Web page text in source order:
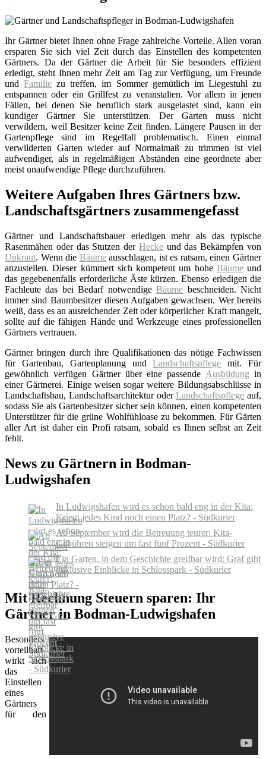
Ihr Gärtner bietet Ihnen ohne Frage zahlreiche Vorteile. Allen voran
ersparen Sie sich viel Zeit durch das Einstellen des kompetenten
Gärtners. Da der Gärtner die Arbeit für Sie besonders effizient
erledigt, steht Ihnen mehr Zeit am Tag zur Verfügung, um Freunde
undFamilie zu treffen, im Sommer gemütlich im Liegestuhl zu
entspannen oder ein Grillfest zu veranstalten. Vor allem in jenen
Fällen, bei denen Sie beruflich stark ausgelastet sind, kann ein
kundiger Gärtner Sie unterstützen. Der Garten muss nicht
verwildern, weil Besitzer keine Zeit finden. Längere Pausen in der
Gartenpflege sind im Regelfall problematisch. Einen einmal
verwilderten Garten wieder auf Normalmaß zu trimmen ist viel
aufwendiger, als in regelmäßigen Abständen eine geordnete aber
meist unaufwendige Pflege durchzuführen.
Weitere Aufgaben Ihres Gärtners bzw.
Landschaftsgärtners zusammengefasst
Gärtner und Landschaftsbauer erledigen mehr als das typische
Rasenmähen oder das Stutzen der Heckeund das Bekämpfen von
Unkraut. Wenn die Bäumeausschlagen, ist es ratsam, einen Gärtner
anzustellen. Dieser kümmert sich kompetent um hohe Bäumeund
das gegebenenfalls erforderliche Äste kürzen. Ebenso erledigen die
Fachleute das bei Bedarf notwendigeBäume beschneiden. Nicht
immer sind Baumbesitzer diesen Aufgaben gewachsen. Wer bereits
weiß, dass es an ausreichender Zeit oder körperlicher Kraft mangelt,
sollte auf die fähigen Hände und Werkzeuge eines professionellen
Gärtners vertrauen.
Gärtner bringen durch ihre Qualifikationen das nötige Fachwissen
für Gartenbau, Gartenplanung undLandschaftspflege mit. Für
gewöhnlich verfügen Gärtner über eine passende Ausbildung in
einer Gärtnerei. Einige weisen sogar weitere Bildungsabschlüsse in
Landschaftsbau, Landschaftsarchitektur oderLandschaftspflege auf,
sodass Sie als Gartenbesitzer sicher sein können, einen kompetenten
Unterstützer für die grüne Wohlfühloase zu bekommen. Für Gärten
aller Art ist daher ein Profi ratsam, sobald es Ihnen selbst an Zeit
fehlt.
News zu Gärtnern in Bodman-
Ludwigshafen
In Ludwigshafen wird es schon bald eng in der Kita:
Kriegt jedes Kind noch einen Platz? - Südkurier
Ab September wird die Betreuung teurer: Kita-
Gebühren steigen um fast fünf Prozent - Südkurier
Ein Garten, in dem Geschichte greifbar wird: Graf gibt
exklusive Einblicke in Schlosspark - Südkurier
Mit Rechnung Steuern sparen: Ihr
Gärtner in Bodman-Ludwigshafen
Besonders
vorteilhaft
wirkt sich
das
Einstellen
eines
Gärtners
für den